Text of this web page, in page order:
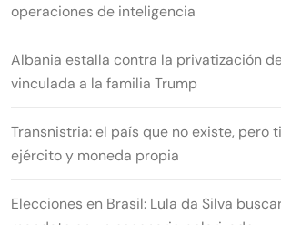
operaciones de inteligencia
Albania estalla contra la privatización
vinculada a la familia Trump
Transnistria: el país que no existe, pero
ejército y moneda propia
Elecciones en Brasil: Lula da Silva